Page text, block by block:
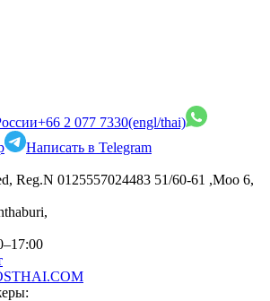
+66 2 077 7330(engl/thai)
Написать в Telegram
Reg.N 0125557024483 51/60-61 ,Moo 6,